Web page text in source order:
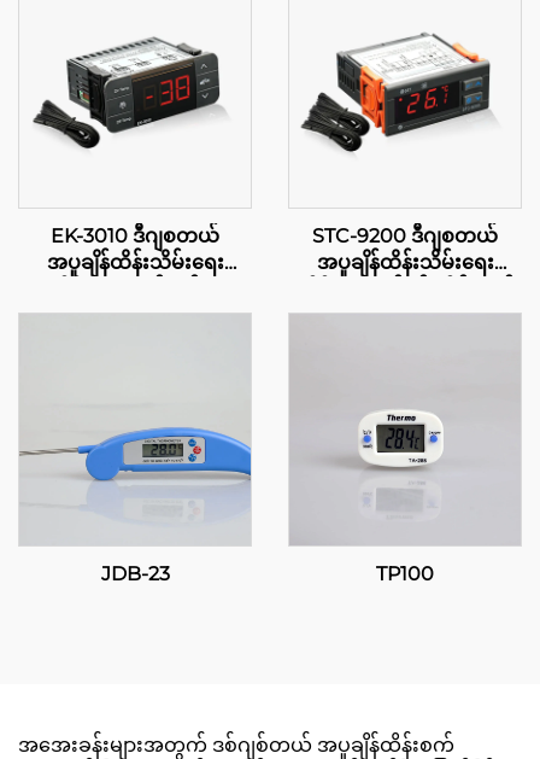
EK-3010 ဒီဂျစတယ်
အပူချိန်ထိန်းသိမ်းရေး
သဘောတူညီမှု
STC-9200 ဒီဂျစတယ်
အပူချိန်ထိန်းသိမ်းရေး
ကုမ္ပါနီအတွက် ဆန့်ကျင်း
JDB-23 TP100
အအေးခန်းများအတွက် ဒစ်ဂျစ်တယ် အပူချိန်ထိန်းစက်